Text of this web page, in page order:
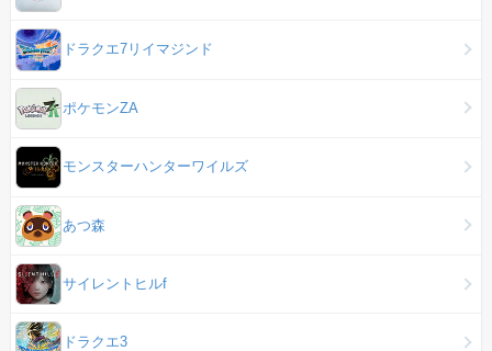
ドラクエ7リイマジンド
ポケモンZA
モンスターハンターワイルズ
あつ森
サイレントヒルf
ドラクエ3